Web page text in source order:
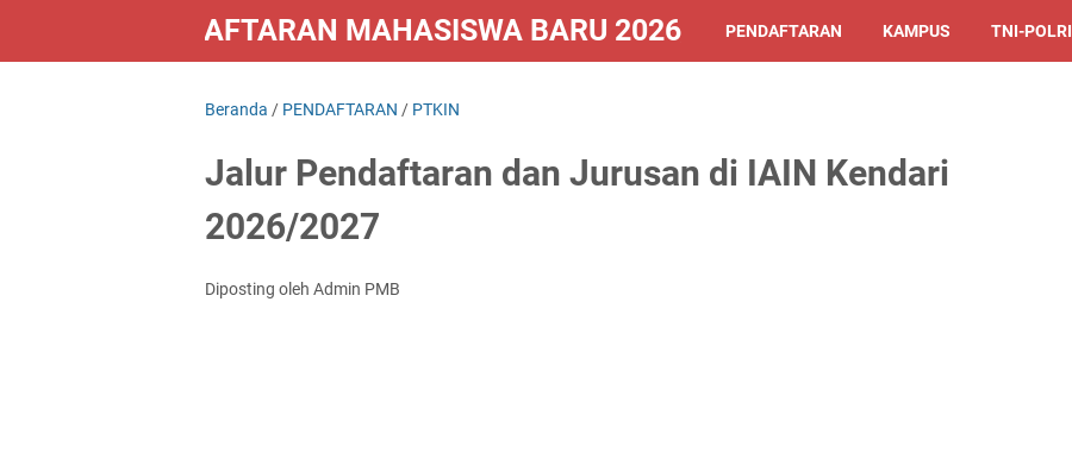
PENDAFTARAN MAHASISWA BARU 2026/2027PENDAFTARAN KAMPUS TNI-POLRI
Beranda / PENDAFTARAN / PTKIN
Jalur Pendaftaran dan Jurusan di IAIN Kendari
2026/2027
Diposting oleh Admin PMB